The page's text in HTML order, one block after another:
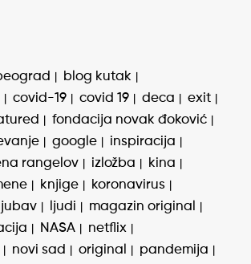
blog kutak
covid-19 covid 19 deca
exit
fondacija novak đoković
google
inspiracija
rangelov izložba
kina
knjige
koronavirus
ljubav ljudi
magazin original
NASA
netflix
novi sad original
pandemija